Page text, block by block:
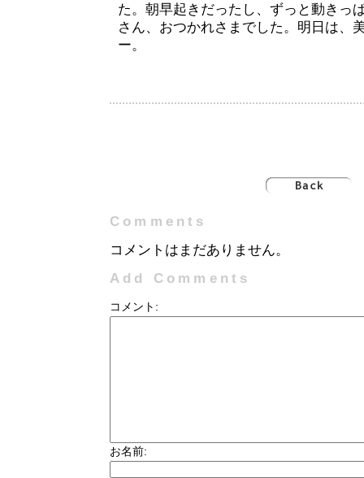
た。朝早起きだったし、ずっと動きっ
さん、おつかれさまでした。明日は、
ー。
Comments
コメントはまだありません。
Add Comments
コメント:
お名前: